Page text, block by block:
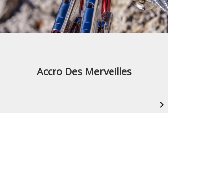
Accro Des Merveilles
navigate_next